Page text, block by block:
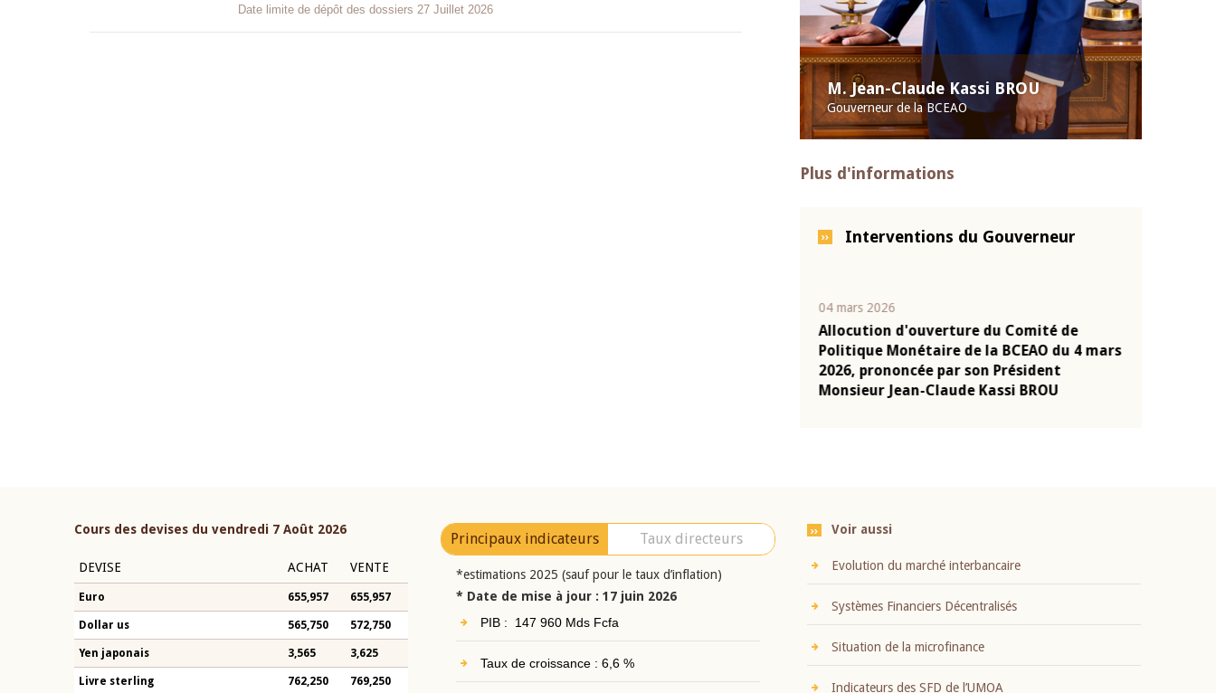
M. Jean-Claude Kassi BROU
Gouverneur de la BCEAO
Plus d'informations
Interventions du Gouverneur
04 mars 2026
Allocution d'ouverture du Comité de
Politique Monétaire de la BCEAO du 4 mars
2026, prononcée par son Président
Monsieur Jean-Claude Kassi BROU
Date limite de dépôt des dossiers 27 Juillet 2026
Cours des devises du vendredi 7 Août 2026
DEVISE ACHAT VENTE
Euro 655,957 655,957
Dollar us 565,750 572,750
Yen japonais 3,565 3,625
Livre sterling 762,250 769,250
Principaux indicateurs Taux directeurs
*estimations 2025 (sauf pour le taux d’inflation)
* Date de mise à jour : 17 juin 2026
PIB : 147 960 Mds Fcfa
Taux de croissance : 6,6 %
Voir aussi
Evolution du marché interbancaire
Systèmes Financiers Décentralisés
Situation de la microfinance
Indicateurs des SFD de l’UMOA